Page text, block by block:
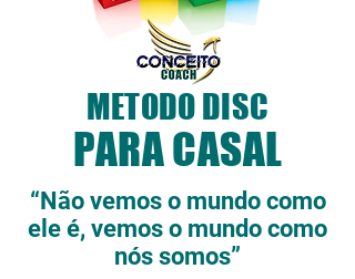
METODO DISC
PARA CASAL
“Não vemos o mundo como
ele é, vemos o mundo como
nós somos”